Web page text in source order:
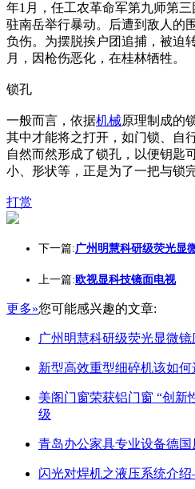
年1月，任工农革命军第九师第
驻南岳举行暴动。后遭到敌人的
负伤。为摆脱挨户团追捕，被迫
月，因枪伤恶化，在桂林牺牲。
锁孔
一般而言，依据机械原理制成的
其中才能将之打开，如门锁、自
自然而然形成了锁孔，以便钥匙
小、形状等，正是为了一把与锁
打赏
下一篇:广州明慧科研级荧光显
上一篇: 欧视显科技镜面电视
更多»您可能感兴趣的文章:
广州明慧科研级荧光显微
新型高效重型细碎机该如
美阁门窗荣获铝门窗 “创新
级
青岛办公家具专业设备德国
闪光对焊机之液压系统介